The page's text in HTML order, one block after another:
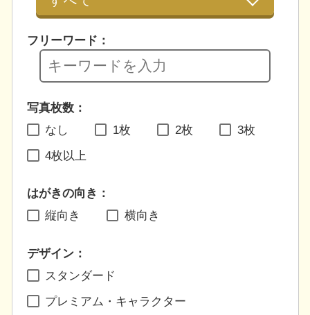
フリーワード：
写真枚数：
なし
1枚 2枚 3枚
4枚以上
はがきの向き：
縦向き
横向き
デザイン：
スタンダード
プレミアム・キャラクター